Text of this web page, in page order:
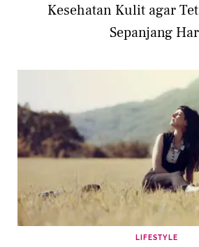
Kesehatan Kulit agar
Sepanjang
LIFESTYLE